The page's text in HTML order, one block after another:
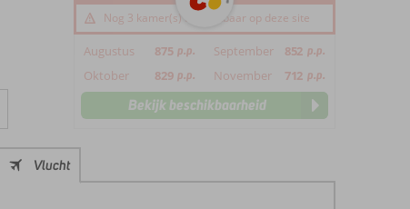
Nog 3 kamer(s) beschikbaar op deze site
Augustus 875 p.p. September 852 p.p.
Oktober 829 p.p. November 712 p.p.
Bekijk beschikbaarheid
Vlucht